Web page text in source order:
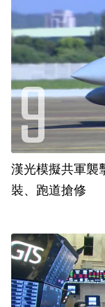
漢光模擬共軍襲
裝、跑道搶修